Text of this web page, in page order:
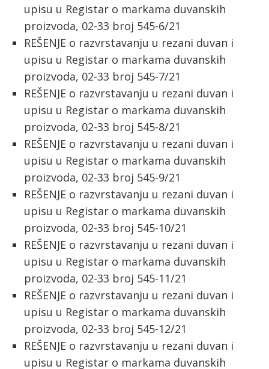
upisu u Registar o markama duvanskih
proizvoda, 02-33 broj 545-6/21
REŠENJE o razvrstavanju u rezani duvan i
upisu u Registar o markama duvanskih
proizvoda, 02-33 broj 545-7/21
REŠENJE o razvrstavanju u rezani duvan i
upisu u Registar o markama duvanskih
proizvoda, 02-33 broj 545-8/21
REŠENJE o razvrstavanju u rezani duvan i
upisu u Registar o markama duvanskih
proizvoda, 02-33 broj 545-9/21
REŠENJE o razvrstavanju u rezani duvan i
upisu u Registar o markama duvanskih
proizvoda, 02-33 broj 545-10/21
REŠENJE o razvrstavanju u rezani duvan i
upisu u Registar o markama duvanskih
proizvoda, 02-33 broj 545-11/21
REŠENJE o razvrstavanju u rezani duvan i
upisu u Registar o markama duvanskih
proizvoda, 02-33 broj 545-12/21
REŠENJE o razvrstavanju u rezani duvan i
upisu u Registar o markama duvanskih